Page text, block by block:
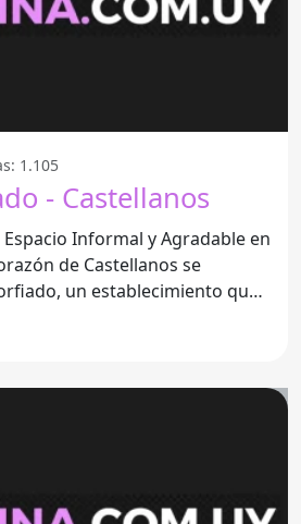
1.105
- Castellanos
Informal y Agradable en
un establecimiento que